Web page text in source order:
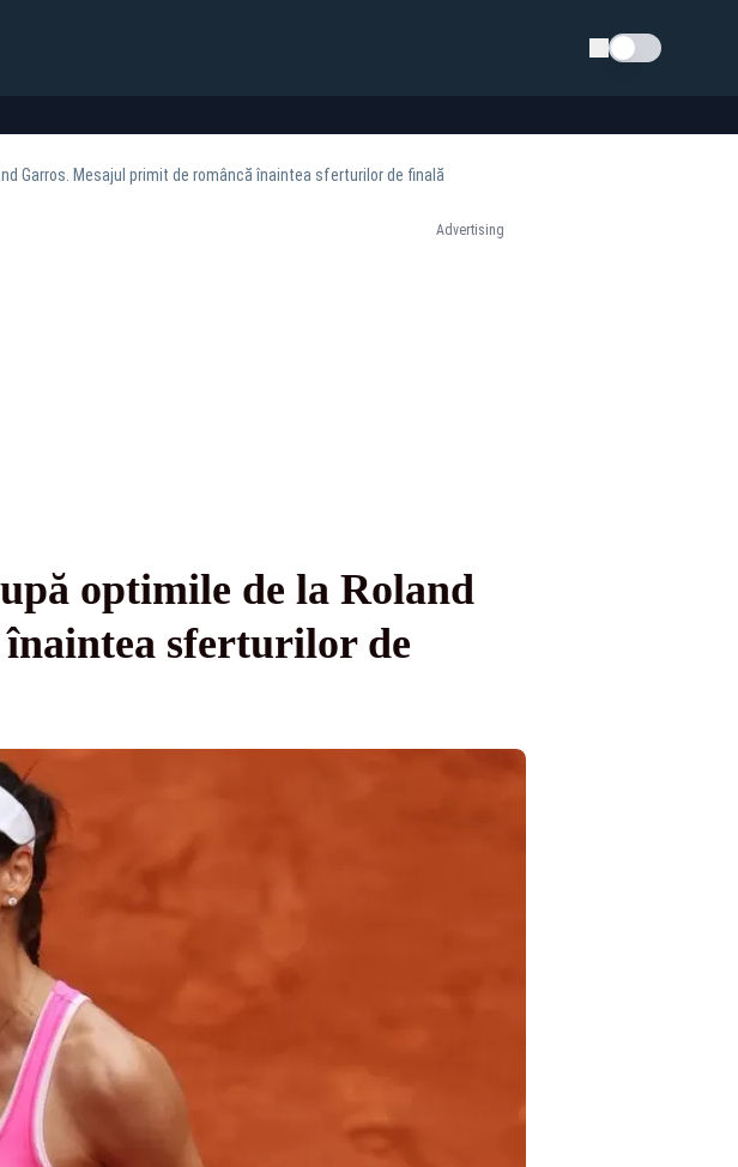
Schimba tema
Garros. Mesajul primit de româncă înaintea sferturilor de finală
Advertising
optimile de la Roland
sferturilor de